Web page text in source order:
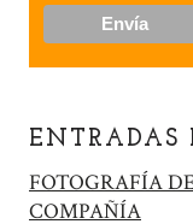
ENTRADAS
FOTOGRAFÍA
COMPAÑÍA